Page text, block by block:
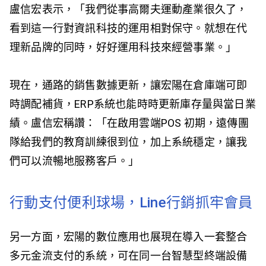
盧信宏表示，「我們從事高爾夫運動產業很久了，
看到這一行對資訊科技的運用相對保守。就想在代
理新品牌的同時，好好運用科技來經營事業。」
現在，通路的銷售數據更新，讓宏陽在倉庫端可即
時調配補貨，ERP系統也能時時更新庫存量與當日業
績。盧信宏稱讚：「在啟用雲端POS 初期，遠傳團
隊給我們的教育訓練很到位，加上系統穩定，讓我
們可以流暢地服務客戶。」
行動支付便利球場，Line行銷抓牢會員
另一方面，宏陽的數位應用也展現在導入一套整合
多元金流支付的系統，可在同一台智慧型終端設備